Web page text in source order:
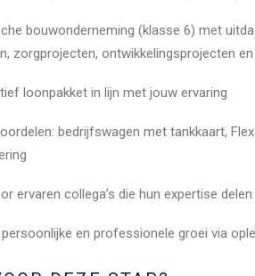
bouwonderneming (klasse 6) met
zorgprojecten, ontwikkelingsprojecten en
loonpakket in lijn met jouw ervaring
bedrijfswagen met tankkaart,
ervaren collega’s die hun expertise delen
en professionele groei via